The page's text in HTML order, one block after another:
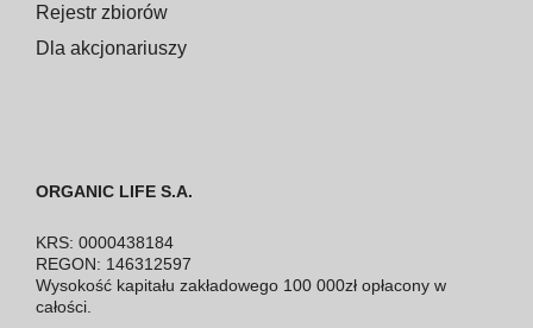
Rejestr zbiorów
Dla akcjonariuszy
ORGANIC LIFE S.A.
KRS: 0000438184
REGON: 146312597
Wysokość kapitału zakładowego 100 000zł opłacony w
całości.